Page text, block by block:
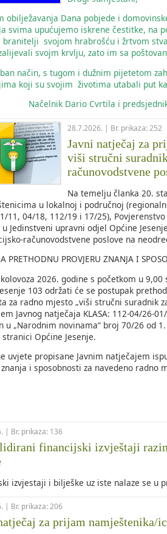
obilježavanja Dana pobjede i
svima upućujemo iskrene čestitke, na
branitelji svojom hrabrošću i žrtvom
svojm krvlju, zato im sa
način, s tugom i dužnim pijetetom
koji su svojim životima utabali put
Dario Cvrtila i
28.7.2026. | Br. prikaza: 252
Javni natječaj za
viši stručni
računovodstvene
Na temelju članka 20.
u lokalnoj i područnoj
11, 04/18, 112/19 i 17/25),
u Jedinstveni upravni odjel Općine
računovodstvene poslove na
PRETHODNU PROVJERU ZNANJA I
2026. godine s početkom u
103 održati će se postupak
za radno mjesto „viši stručni suradnik
Javnog natječaja KLASA: 112-04/26-
u „Narodnim novinama“ broj 70/26 od
Općine Jesenje.
uvjete propisane Javnim natječajem
i sposobnosti za navedeno radno
| Br. prikaza: 136
financijski izvještaji
izvjestaji i bilješke uz iste nalaze se u
| Br. prikaza: 206
za prijam namještenika/